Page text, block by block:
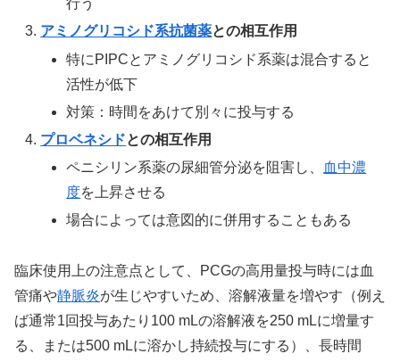
行う
アミノグリコシド系抗菌薬との相互作用
特にPIPCとアミノグリコシド系薬は混合すると
活性が低下
対策：時間をあけて別々に投与する
プロベネシドとの相互作用
ペニシリン系薬の尿細管分泌を阻害し、 血中濃
度を上昇させる
場合によっては意図的に併用することもある
臨床使用上の注意点として、PCGの高用量投与時には血
管痛や静脈炎が生じやすいため、溶解液量を増やす（例え
ば通常1回投与あたり100 mLの溶解液を250 mLに増量す
る、または500 mLに溶かし持続投与にする）、長時間